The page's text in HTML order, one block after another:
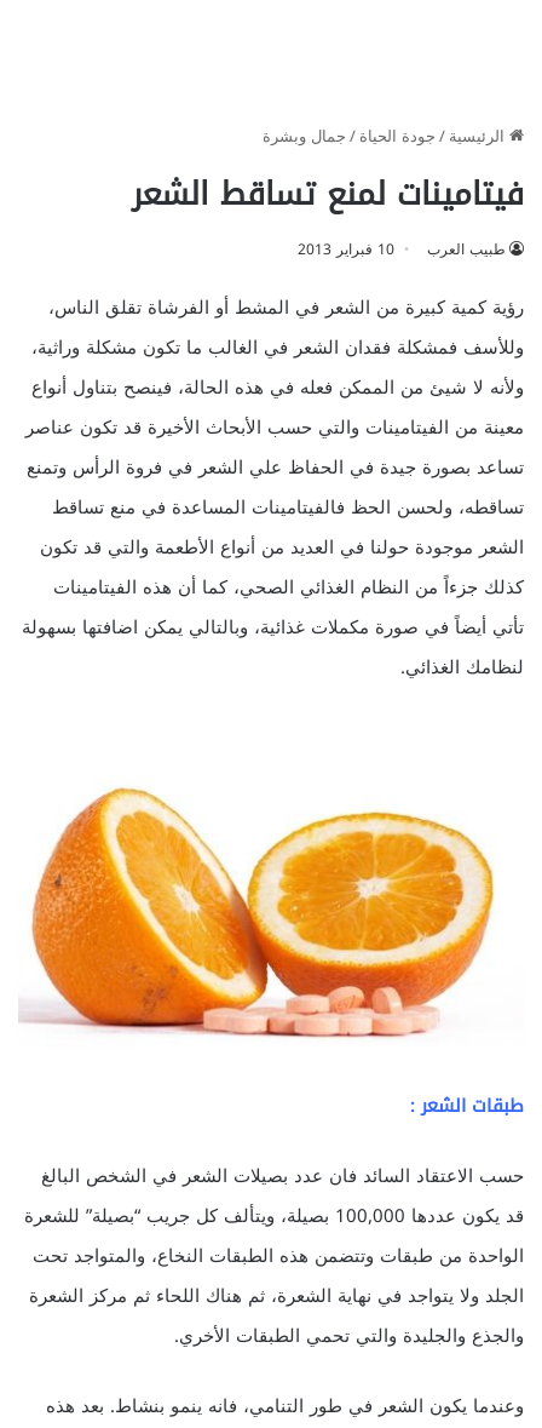
الرئيسية/جودة الحياة/جمال وبشرة
فيتامينات لمنع تساقط الشعر
طبيب العرب 10 فبراير 2013
رؤية كمية كبيرة من الشعر في المشط أو الفرشاة تقلق الناس،
وللأسف فمشكلة فقدان الشعر في الغالب ما تكون مشكلة وراثية،
ولأنه لا شيئ من الممكن فعله في هذه الحالة، فينصح بتناول أنواع
معينة من الفيتامينات والتي حسب الأبحاث الأخيرة قد تكون عناصر
تساعد بصورة جيدة في الحفاظ علي الشعر في فروة الرأس وتمنع
تساقطه، ولحسن الحظ فالفيتامينات المساعدة في منع تساقط
الشعر موجودة حولنا في العديد من أنواع الأطعمة والتي قد تكون
كذلك جزءاً من النظام الغذائي الصحي، كما أن هذه الفيتامينات
تأتي أيضاً في صورة مكملات غذائية، وبالتالي يمكن اضافتها بسهولة
لنظامك الغذائي.
طبقات الشعر :
حسب الاعتقاد السائد فان عدد بصيلات الشعر في الشخص البالغ
قد يكون عددها 100,000 بصيلة، ويتألف كل جريب “بصيلة” للشعرة
الواحدة من طبقات وتتضمن هذه الطبقات النخاع، والمتواجد تحت
الجلد ولا يتواجد في نهاية الشعرة، ثم هناك اللحاء ثم مركز الشعرة
والجذع والجليدة والتي تحمي الطبقات الأخري.
وعندما يكون الشعر في طور التنامي، فانه ينمو بنشاط. بعد هذه